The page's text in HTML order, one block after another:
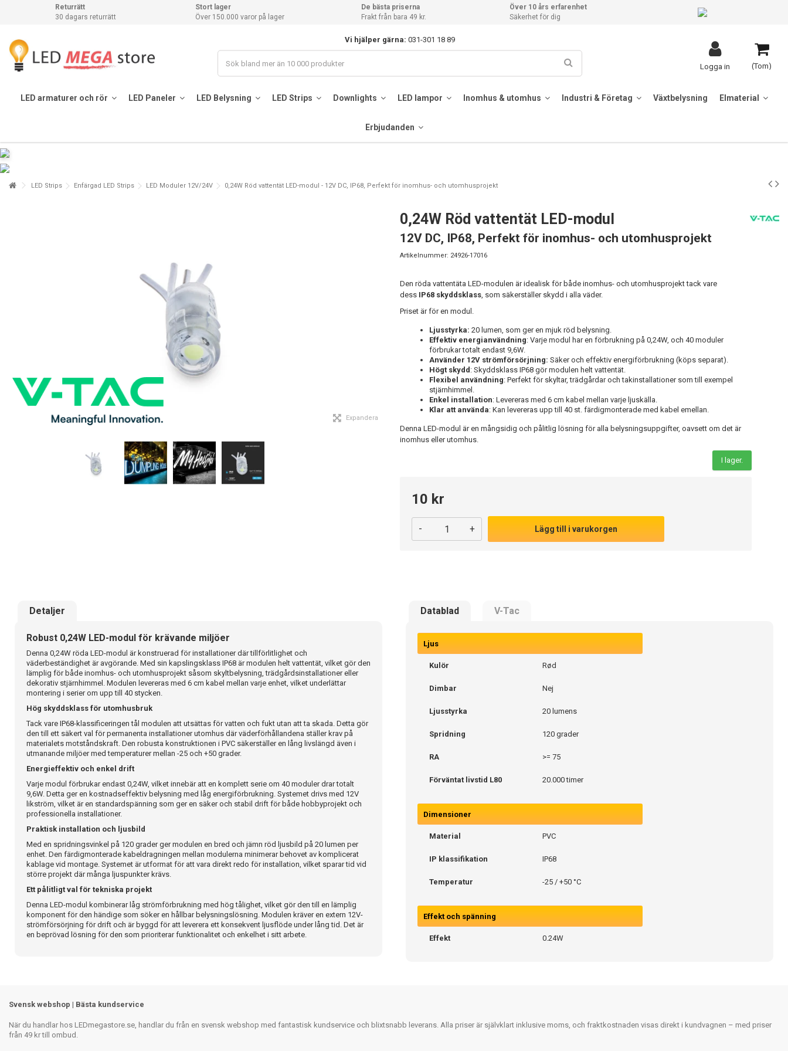
Returrätt
30 dagars returrätt
Stort lager
Över 150.000 varor på lager
De bästa priserna
Frakt från bara 49 kr.
Över 10 års erfarenhet
Säkerhet för dig
Vi hjälper gärna: 031-301 18 89
(Tom)
Logga in
LED armaturer och rör LED Paneler LED Belysning LED Strips Downlights LED lampor Inomhus & utomhus Industri & Företag Växtbelysning Elmaterial
Erbjudanden
LED Strips Enfärgad LED Strips LED Moduler 12V/24V 0,24W Röd vattentät LED-modul - 12V DC, IP68, Perfekt för inomhus- och utomhusprojekt
Expandera
0,24W Röd vattentät LED-modul
12V DC, IP68, Perfekt för inomhus- och utomhusprojekt
Artikelnummer: 24926-17016
Den röda vattentäta LED-modulen är idealisk för både inomhus- och utomhusprojekt tack vare
dess IP68 skyddsklass, som säkerställer skydd i alla väder.
Priset är för en modul.
Ljusstyrka: 20 lumen, som ger en mjuk röd belysning.
Effektiv energianvändning: Varje modul har en förbrukning på 0,24W, och 40 moduler
förbrukar totalt endast 9,6W.
Använder 12V strömförsörjning: Säker och effektiv energiförbrukning (köps separat).
Högt skydd : Skyddsklass IP68 gör modulen helt vattentät.
Flexibel användning: Perfekt för skyltar, trädgårdar och takinstallationer som till exempel
stjärnhimmel.
Enkel installation: Levereras med 6 cm kabel mellan varje ljuskälla.
Klar att använda: Kan levereras upp till 40 st. färdigmonterade med kabel emellan.
Denna LED-modul är en mångsidig och pålitlig lösning för alla belysningsuppgifter, oavsett om det är
inomhus eller utomhus.
I lager.
10 kr
- + Lägg till i varukorgen
Detaljer Datablad V-Tac
Robust 0,24W LED-modul för krävande miljöer
Denna 0,24W röda LED-modul är konstruerad för installationer där tillförlitlighet och
väderbeständighet är avgörande. Med sin kapslingsklass IP68 är modulen helt vattentät, vilket gör den
lämplig för både inomhus- och utomhusprojekt såsom skyltbelysning, trädgårdsinstallationer eller
dekorativ stjärnhimmel. Modulen levereras med 6 cm kabel mellan varje enhet, vilket underlättar
montering i serier om upp till 40 stycken.
Hög skyddsklass för utomhusbruk
Tack vare IP68-klassificeringen tål modulen att utsättas för vatten och fukt utan att ta skada. Detta gör
den till ett säkert val för permanenta installationer utomhus där väderförhållandena ställer krav på
materialets motståndskraft. Den robusta konstruktionen i PVC säkerställer en lång livslängd även i
utmanande miljöer med temperaturer mellan -25 och +50 grader.
Energieffektiv och enkel drift
Varje modul förbrukar endast 0,24W, vilket innebär att en komplett serie om 40 moduler drar totalt
9,6W. Detta ger en kostnadseffektiv belysning med låg energiförbrukning. Systemet drivs med 12V
likström, vilket är en standardspänning som ger en säker och stabil drift för både hobbyprojekt och
professionella installationer.
Praktisk installation och ljusbild
Med en spridningsvinkel på 120 grader ger modulen en bred och jämn röd ljusbild på 20 lumen per
enhet. Den färdigmonterade kabeldragningen mellan modulerna minimerar behovet av komplicerat
kablage vid montage. Systemet är utformat för att vara direkt redo för installation, vilket sparar tid vid
större projekt där många ljuspunkter krävs.
Ett pålitligt val för tekniska projekt
Denna LED-modul kombinerar låg strömförbrukning med hög tålighet, vilket gör den till en lämplig
komponent för den händige som söker en hållbar belysningslösning. Modulen kräver en extern 12V-
strömförsörjning för drift och är byggd för att leverera ett konsekvent ljusflöde under lång tid. Det är
en beprövad lösning för den som prioriterar funktionalitet och enkelhet i sitt arbete.
Ljus
Kulör Rød
Dimbar Nej
Ljusstyrka 20 lumens
Spridning 120 grader
RA >= 75
Förväntat livstid L80 20.000 timer
Dimensioner
Material PVC
IP klassifikation IP68
Temperatur -25 / +50 °C
Effekt och spänning
Effekt 0.24W
Svensk webshop | Bästa kundservice
När du handlar hos LEDmegastore.se, handlar du från en svensk webshop med fantastisk kundservice och blixtsnabb leverans. Alla priser är självklart inklusive moms, och fraktkostnaden visas direkt i kundvagnen – med priser
från 49 kr till ombud.